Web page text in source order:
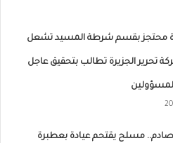
محتجز بقسم شرطة المسيد تشعل
تحرير الجزيرة تطالب بتحقيق عاجل
مسلح يقتحم عيادة بعطبرة